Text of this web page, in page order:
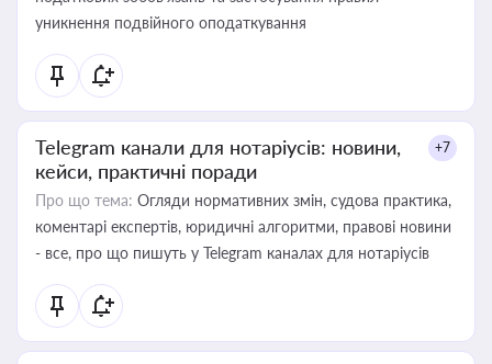
уникнення подвійного оподаткування
Telegram канали для нотаріусів: новини,
кейси, практичні поради
+7
Про що тема: Огляди нормативних змін, судова практика,
коментарі експертів, юридичні алгоритми, правові новини
- все, про що пишуть у Telegram каналах для нотаріусів